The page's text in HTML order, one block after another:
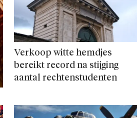
Verkoop witte hemdjes
bereikt record na stijging
aantal rechten­studenten